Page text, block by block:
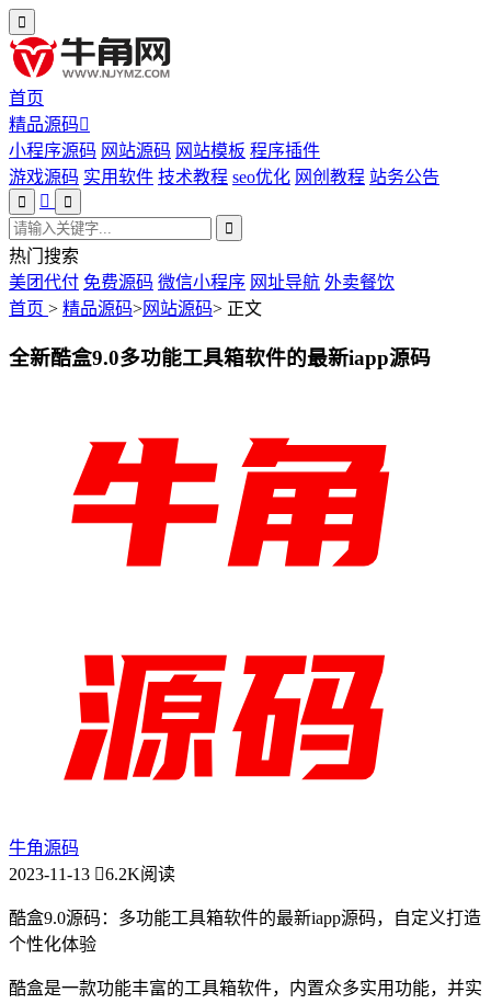
首页
精品源码
小程序源码 网站源码 网站模板 程序插件
游戏源码 实用软件 技术教程 seo优化 网创教程 站务公告
热门搜索
美团代付 免费源码 微信小程序 网址导航 外卖餐饮
首页 > 精品源码>网站源码> 正文
全新酷盒9.0多功能工具箱软件的最新iapp源码
牛角源码
2023-11-13
6.2K阅读
酷盒9.0源码：多功能工具箱软件的最新iapp源码，自定义打造
个性化体验
酷盒是一款功能丰富的工具箱软件，内置众多实用功能，并实